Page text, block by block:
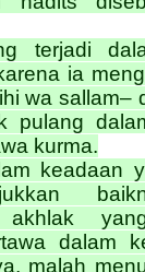
terjadi
ia
wa sallam–
pulang
kurma.
keadaan
akhlak
dalam
malah